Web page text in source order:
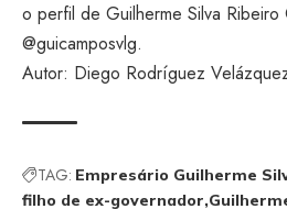
o perfil de Guilherme Silva Ribeiro
@guicamposvlg.
Autor: Diego Rodríguez
TAG: Empresário Guilherme
filho de ex-governador